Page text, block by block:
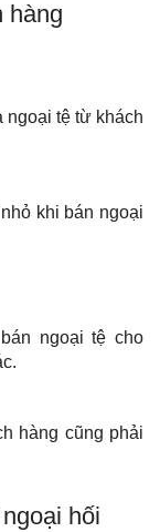
hàng
ngoại tệ từ khách
khi bán ngoại
ngoại tệ cho
hàng cũng phải
hối